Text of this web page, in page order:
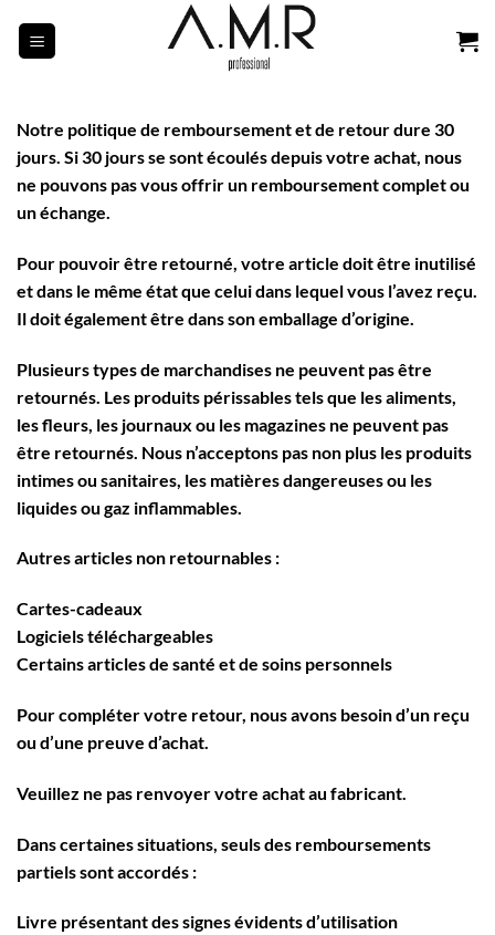
Notre politique de remboursement et de retour dure 30
jours. Si 30 jours se sont écoulés depuis votre achat, nous
ne pouvons pas vous offrir un remboursement complet ou
un échange.
Pour pouvoir être retourné, votre article doit être inutilisé
et dans le même état que celui dans lequel vous l’avez reçu.
Il doit également être dans son emballage d’origine.
Plusieurs types de marchandises ne peuvent pas être
retournés. Les produits périssables tels que les aliments,
les fleurs, les journaux ou les magazines ne peuvent pas
être retournés. Nous n’acceptons pas non plus les produits
intimes ou sanitaires, les matières dangereuses ou les
liquides ou gaz inflammables.
Autres articles non retournables :
Cartes-cadeaux
Logiciels téléchargeables
Certains articles de santé et de soins personnels
Pour compléter votre retour, nous avons besoin d’un reçu
ou d’une preuve d’achat.
Veuillez ne pas renvoyer votre achat au fabricant.
Dans certaines situations, seuls des remboursements
partiels sont accordés :
Livre présentant des signes évidents d’utilisation